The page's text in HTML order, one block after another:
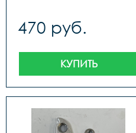
470 руб.
КУПИТЬ